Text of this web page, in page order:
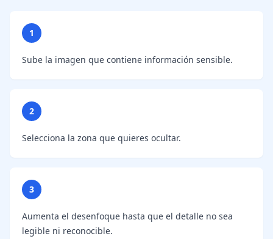
1
Sube la imagen que contiene información sensible.
2
Selecciona la zona que quieres ocultar.
3
Aumenta el desenfoque hasta que el detalle no sea
legible ni reconocible.